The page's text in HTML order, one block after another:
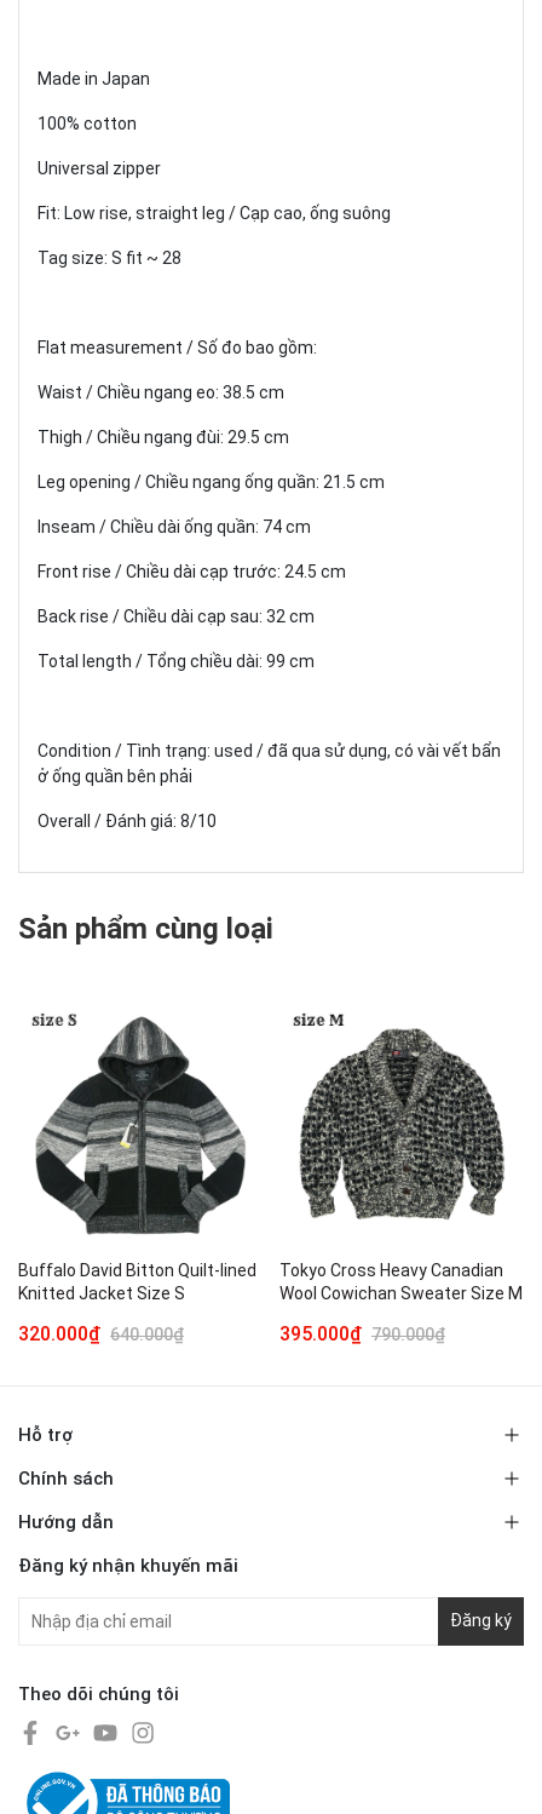
Made in Japan
100% cotton
Universal zipper
Fit: Low rise, straight leg / Cạp cao, ống suông
Tag size: S fit ~ 28
Flat measurement / Số đo bao gồm:
Waist / Chiều ngang eo: 38.5 cm
Thigh / Chiều ngang đùi: 29.5 cm
Leg opening / Chiều ngang ống quần: 21.5 cm
Inseam / Chiều dài ống quần: 74 cm
Front rise / Chiều dài cạp trước: 24.5 cm
Back rise / Chiều dài cạp sau: 32 cm
Total length / Tổng chiều dài: 99 cm
Condition / Tình trạng: used / đã qua sử dụng, có vài vết bẩn
ở ống quần bên phải
Overall / Đánh giá: 8/10
Sản phẩm cùng loại
Buffalo David Bitton Quilt-lined
Knitted Jacket Size S
320.000₫ 640.000₫
Tokyo Cross Heavy Canadian
Wool Cowichan Sweater Size M
395.000₫ 790.000₫
Hỗ trợ
Chính sách
Hướng dẫn
Đăng ký nhận khuyến mãi
Đăng ký
Theo dõi chúng tôi